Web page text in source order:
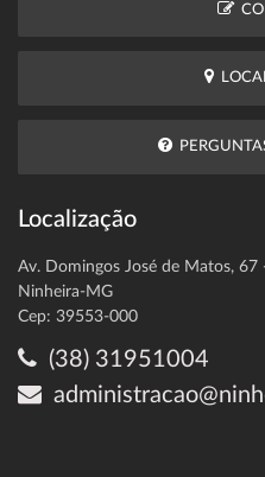
Localização
Av. Domingos José de Matos, 67
Ninheira-MG
Cep: 39553-000
(38) 31951004